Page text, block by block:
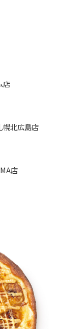
店
幌北広島店
店